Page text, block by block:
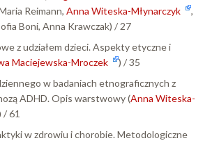
Reimann, Anna Witeska-Młynarczyk
,
Boni, Anna Krawczak) / 27
z udziałem dzieci. Aspekty etyczne i
Maciejewska-Mroczek
) / 35
w badaniach etnograficznych z
ADHD. Opis warstwowy (Anna Witeska-
/ 61
w zdrowiu i chorobie. Metodologiczne